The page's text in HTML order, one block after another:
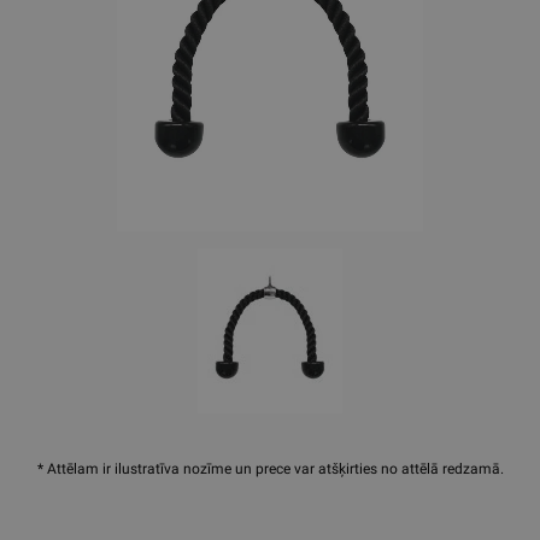
* Attēlam ir ilustratīva nozīme un prece var atšķirties no attēlā redzamā.